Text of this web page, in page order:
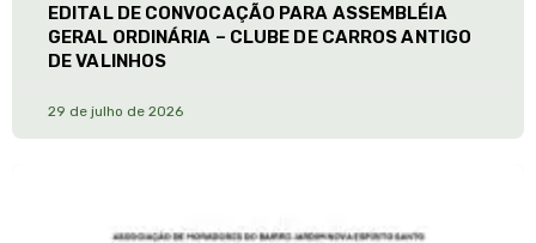
EDITAL DE CONVOCAÇÃO PARA ASSEMBLÉIA
GERAL ORDINÁRIA – CLUBE DE CARROS ANTIGO
DE VALINHOS
29 de julho de 2026